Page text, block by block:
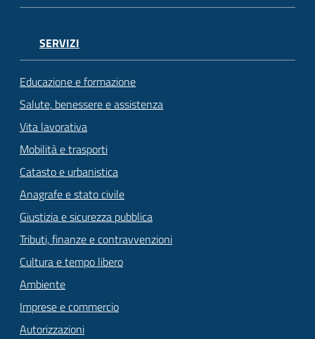
SERVIZI
Educazione e formazione
Salute, benessere e assistenza
Vita lavorativa
Mobilità e trasporti
Catasto e urbanistica
Anagrafe e stato civile
Giustizia e sicurezza pubblica
Tributi, finanze e contravvenzioni
Cultura e tempo libero
Ambiente
Imprese e commercio
Autorizzazioni